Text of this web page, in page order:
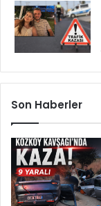
Son Haberler